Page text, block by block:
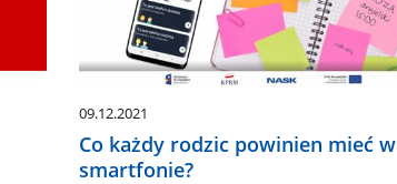
09.12.2021
Co każdy rodzic powinien mieć w
smartfonie?